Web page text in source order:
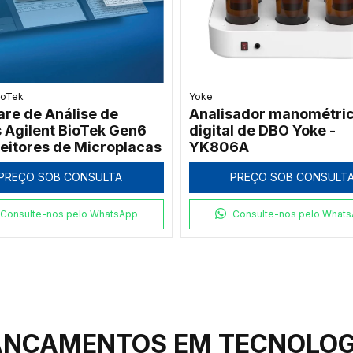
LED Azul
ECX-
470 nm 20x20
SOB CONSULTA
Consulte-nos pelo WhatsApp
Vilber Lourmat
Transiluminador UV
Lourmat ECX-15.M 312
15x15 cm
PREÇO SOB
Consulte-nos pelo
EM